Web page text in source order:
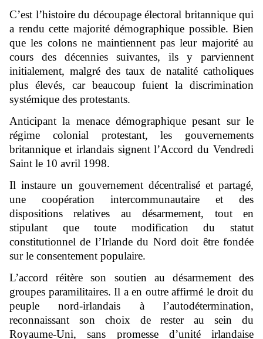
C’est l’histoire du découpage électoral britannique qui
a rendu cette majorité démographique possible. Bien
que les colons ne maintiennent pas leur majorité au
cours des décennies suivantes, ils y parviennent
initialement, malgré des taux de natalité catholiques
plus élevés, car beaucoup fuient la discrimination
systémique des protestants.
Anticipant la menace démographique pesant sur le
régime colonial protestant, les gouvernements
britannique et irlandais signent l’Accord du Vendredi
Saint le 10 avril 1998.
Il instaure un gouvernement décentralisé et partagé,
une coopération intercommunautaire et des
dispositions relatives au désarmement, tout en
stipulant que toute modification du statut
constitutionnel de l’Irlande du Nord doit être fondée
sur le consentement populaire.
L’accord réitère son soutien au désarmement des
groupes paramilitaires. Il a en outre affirmé le droit du
peuple nord-irlandais à l’autodétermination,
reconnaissant son choix de rester au sein du
Royaume-Uni, sans promesse d’unité irlandaise